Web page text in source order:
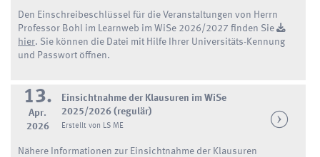
Den Einschreibeschlüssel für die Veranstaltungen von Herrn
Professor Bohl im Learnweb im WiSe 2026/2027 finden Sie
hier. Sie können die Datei mit Hilfe Ihrer Universitäts-Kennung
und Passwort öffnen.
13.
Apr.
2026
Einsichtnahme der Klausuren im WiSe
2025/2026 (regulär)
Erstellt von LS ME
Nähere Informationen zur Einsichtnahme der Klausuren